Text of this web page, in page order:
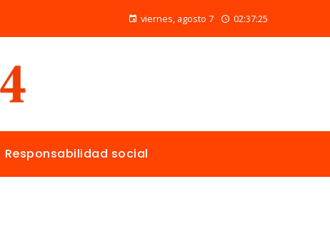
viernes, agosto 7 02:37:26
Responsabilidad social